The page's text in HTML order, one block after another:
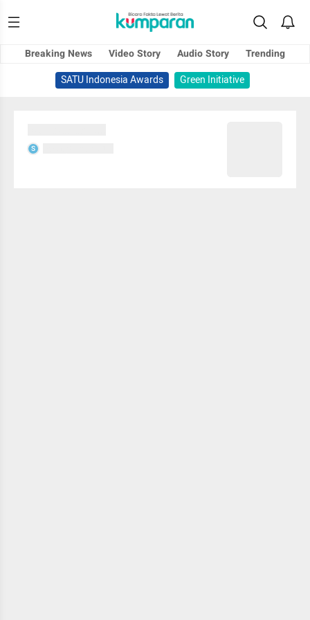
Breaking News Video Story Audio Story
Trending
SATU Indonesia Awards
Green Initiative
S